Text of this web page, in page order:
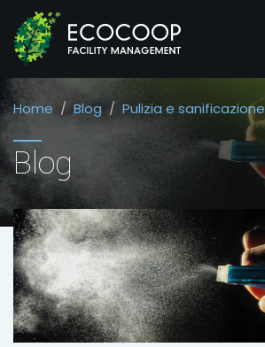
Home Blog Pulizia e sanificazione
Blog